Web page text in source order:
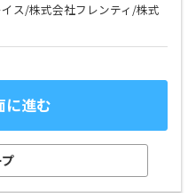
ス/株式会社フレンティ/株式
に進む